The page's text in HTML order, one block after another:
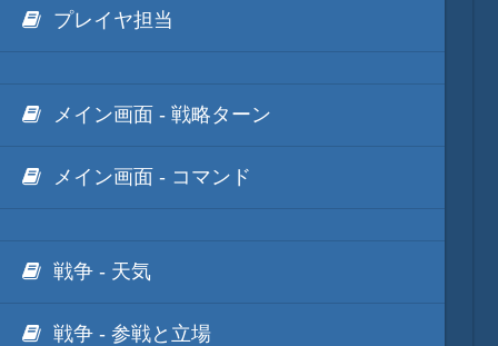
プレイヤ担当
メイン画面 - 戦略ターン
メイン画面 - コマンド
戦争 - 天気
戦争 - 参戦と立場